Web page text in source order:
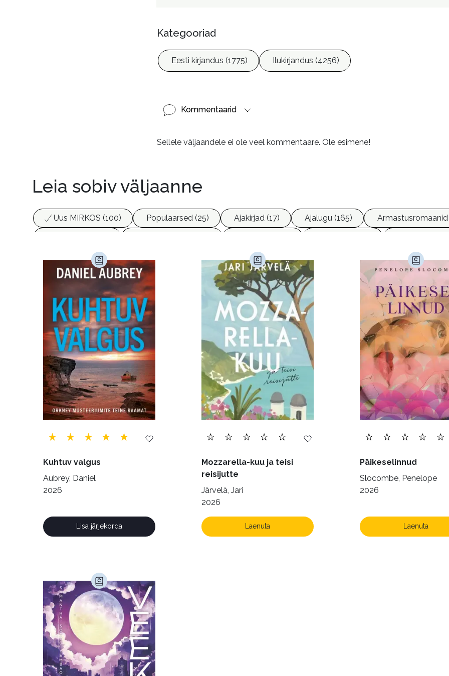
Kategooriad
Eesti kirjandus (1775) Ilukirjandus (4256)
Kommentaarid
Sellele väljaandele ei ole veel kommentaare. Ole esimene!
Leia sobiv väljaanne
Uus MIRKOS (100) Populaarsed (25) Ajakirjad (17) Ajalugu (165)
Juhtimine (23) Krimi ja põnevik (1285)
Kunst ja looming (86)
Laste- ja noortekirjandus (580) Loodus (53) Loodusteadus (32)
Maamajandus (24)
Majandus (34) Perioodika (15) Psühholoogia (185) Rahandus (46)
Siseturvalisus (34)
Sport (52) Tehnika (6) Telekommunikatsioon (9) Tervis (147)
Ulme ja fantaasia (244)
Õigus (22) Õppekirjandus (48) Ühiskond
Kuhtuv valgus
Aubrey, Daniel
2026
Lisa järjekorda
Mozzarella-kuu ja teisi
reisijutte
Järvelä, Jari
2026
Laenuta
Päikeselinnud
Slocombe, Penelope
2026
Laenuta